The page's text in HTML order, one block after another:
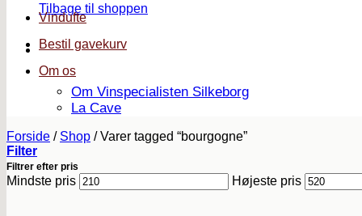
Tilbage til shoppen
Vindufte
Bestil gavekurv
Om os
Om Vinspecialisten Silkeborg
La Cave
Forside / Shop /Varer tagged “bourgogne”
Filter
Filtrer efter pris
Mindste pris Højeste pris